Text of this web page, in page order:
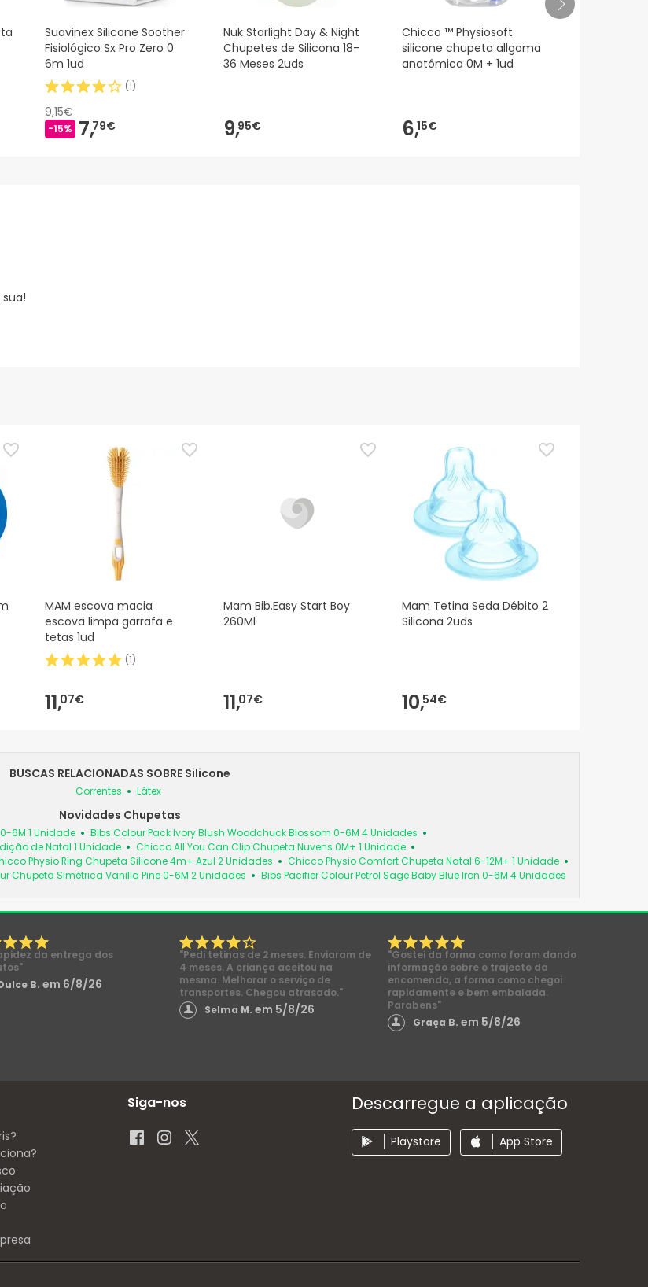
Suavinex Silicone Soother
Fisiológico Sx Pro Zero 0
6m 1ud
(1)
9,15€
-15% 7,79€
Nuk Starlight Day & Night
Chupetes de Silicona 18-
36 Meses 2uds
9,95€
Chicco ™ Physiosoft
silicone chupeta allgoma
anatômica 0M + 1ud
6,15€
MAM escova macia
escova limpa garrafa e
tetas 1ud
(1)
11,07€
Mam Bib.Easy Start Boy
260Ml
11,07€
Mam Tetina Seda Débito 2
Silicona 2uds
10,54€
BUSCAS RELACIONADAS SOBRE Silicone
Correntes Látex
Novidades Chupetas
6M 1 Unidade
Bibs Colour Pack Ivory Blush Woodchuck Blossom 0-6M 4 Unidades
de Natal 1 Unidade
Chicco All You Can Clip Chupeta Nuvens 0M+ 1 Unidade
Physio Ring Chupeta Silicone 4m+ Azul 2 Unidades
Chicco Physio Comfort Chupeta Natal 6-12M+ 1 Unidade
Chupeta Simétrica Vanilla Pine 0-6M 2 Unidades Bibs Pacifier Colour Petrol Sage Baby Blue Iron 0-6M 4 Unidades
da entrega dos
B. em 6/8/26
"Pedi tetinas de 2 meses. Enviaram de
4 meses. A criança aceitou na
mesma. Melhorar o serviço de
transportes. Chegou atrasado."
Selma M.em 5/8/26
"Gostei da forma como foram dando
informação sobre o trajecto da
encomenda, a forma como chegoi
rapidamente e bem embalada.
Parabens"
Graça B. em 5/8/26
Siga-nos Descarregue a aplicação
Playstore App Store